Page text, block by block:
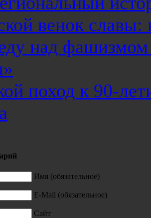
венок славы:
над фашизмом
поход к 90-
Имя (обязательное)
E-Mail (обязательное)
Сайт